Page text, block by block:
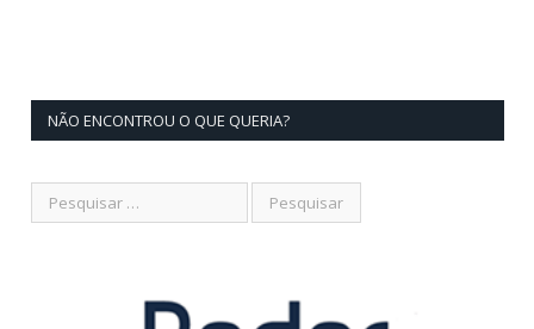
NÃO ENCONTROU O QUE QUERIA?